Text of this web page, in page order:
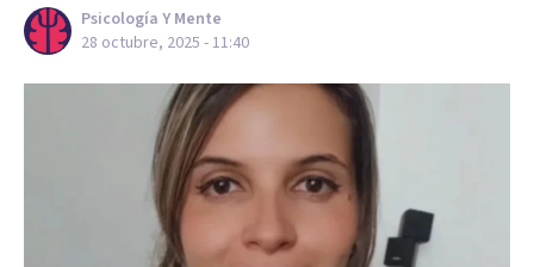
Psicología Y Mente
28 octubre, 2025 - 11:40